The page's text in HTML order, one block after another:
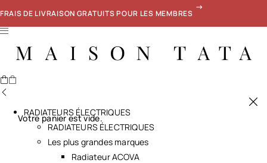
FRAIS DE LIVRAISON GRATUITS POUR LES MEMBRES
Votre panier est vide.
RADIATEURS ÉLECTRIQUES
RADIATEURS ÉLECTRIQUES
Les plus grandes marques
Radiateur ACOVA